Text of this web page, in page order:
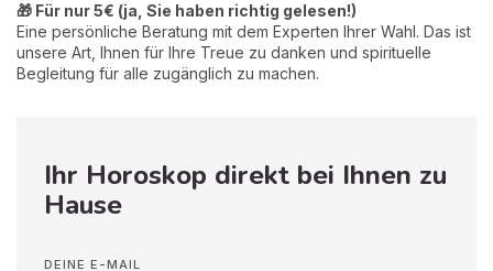
🎁 Für nur 5€ (ja, Sie haben richtig gelesen!)
Eine persönliche Beratung mit dem Experten Ihrer Wahl. Das ist
unsere Art, Ihnen für Ihre Treue zu danken und spirituelle
Begleitung für alle zugänglich zu machen.
Ihr Horoskop direkt bei Ihnen zu
Hause
DEINE E-MAIL